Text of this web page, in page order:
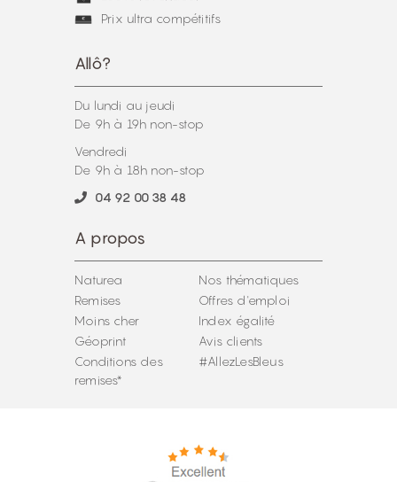
Prix ultra compétitifs
Allô?
Du lundi au jeudi
De 9h à 19h non-stop
Vendredi
De 9h à 18h non-stop
04 92 00 38 48
A propos
Naturea
Remises
Moins cher
Géoprint
Conditions des
remises*
Nos thématiques
Offres d'emploi
Index égalité
Avis clients
#AllezLesBleus